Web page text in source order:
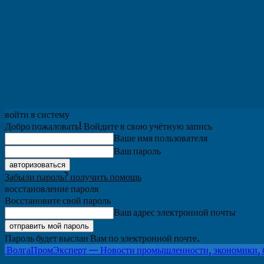
войти в систему
Добро пожаловать! Войдите в свою учётную запись
Ваше имя пользователя
Ваш пароль
Забыли пароль? получить помощь
восстановление пароля
Восстановите свой пароль
Ваш адрес электронной почты
Пароль будет выслан Вам по электронной почте.
ВолгаПромЭксперт — Новости промышленности, экономики,